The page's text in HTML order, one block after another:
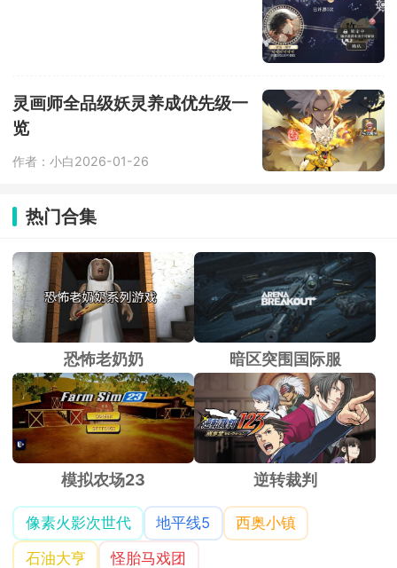
灵画师全品级妖灵养成优先级一
览
作者：小白2026-01-26
热门合集
恐怖老奶奶 暗区突围国际服
模拟农场23 逆转裁判
像素火影次世代 地平线5
西奥小镇
石油大亨
怪胎马戏团